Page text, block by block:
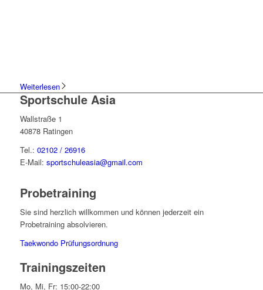
Weiterlesen
Sportschule Asia
Wallstraße 1
40878 Ratingen
Tel.: 02102 / 26916
E-Mail: sportschuleasia@gmail.com
Probetraining
Sie sind herzlich willkommen und können jederzeit ein
Probetraining absolvieren.
Taekwondo Prüfungsordnung
Trainingszeiten
Mo, Mi, Fr: 15:00-22:00